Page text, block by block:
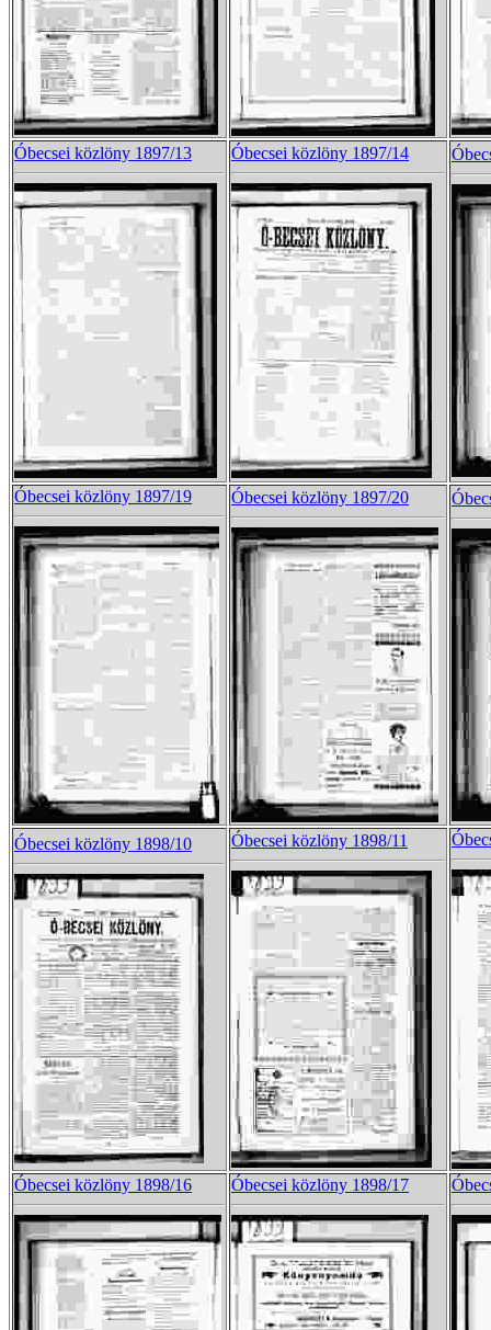
Óbecsei közlöny 1897/13 Óbecsei közlöny 1897/14
Óbecsei közlöny 1897/19 Óbecsei közlöny 1897/20
Óbecsei közlöny 1898/10 Óbecsei közlöny 1898/11
Óbecsei közlöny 1898/16 Óbecsei közlöny 1898/17